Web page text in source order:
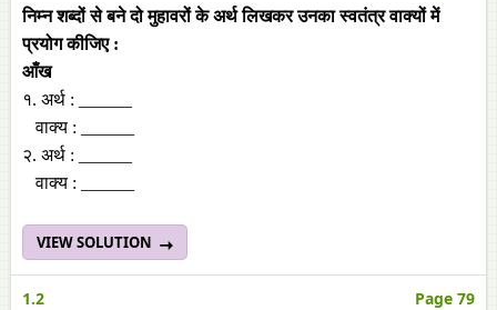
निम्न शब्‍दों से बने दो मुहावरों के अर्थ लिखकर उनका स्‍वतंत्र वाक्‍यों में
प्रयोग कीजिए :
आँख
१. अर्थ : ______
वाक्‍य : ______
२. अर्थ : ______
वाक्‍य : ______
VIEW SOLUTION
1.2 Page 79